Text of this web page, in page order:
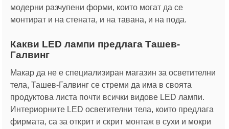
модерни разчупени форми, които могат да се
монтират и на стената, и на тавана, и на пода.
Какви LED лампи предлага Ташев-
Галвинг
Макар да не е специализиран магазин за осветителни
тела, Ташев-Галвинг се стреми да има в своята
продуктова листа почти всички видове LED лампи.
Интериорните LED осветителни тела, които предлага
фирмата, са за открит и скрит монтаж в сухи и мокри